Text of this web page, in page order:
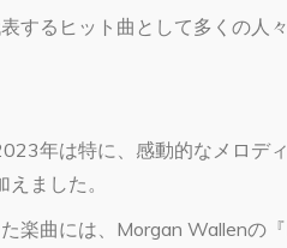
するヒット曲として多くの人
年は特に、感動的なメロデ
ました。
楽曲には、Morgan Wallenの